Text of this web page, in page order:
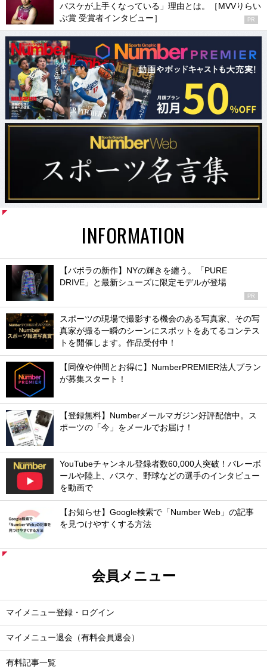
バスケが上手くなっている」理由とは。［MVVりらい
ぶ賞 受賞者インタビュー］
PR
INFORMATION
【バボラの新作】NYの輝きを纏う。「PURE
DRIVE」と最新シューズに限定モデルが登場
PR
スポーツの現場で撮影する機会のある写真家、その写
真家が撮る一瞬のシーンにスポットをあてるコンテス
トを開催します。作品受付中！
【同僚や仲間とお得に】NumberPREMIER法人プラン
が募集スタート！
【登録無料】Numberメールマガジン好評配信中。ス
ポーツの「今」をメールでお届け！
YouTubeチャンネル登録者数60,000人突破！バレーボ
ールや陸上、バスケ、野球などの選手のインタビュー
を動画で
【お知らせ】Google検索で「Number Web」の記事
を見つけやすくする方法
会員メニュー
マイメニュー登録・ログイン
マイメニュー退会（有料会員退会）
有料記事一覧